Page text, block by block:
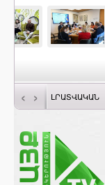
‹ › ԼՐԱՏՎԱԿԱՆ